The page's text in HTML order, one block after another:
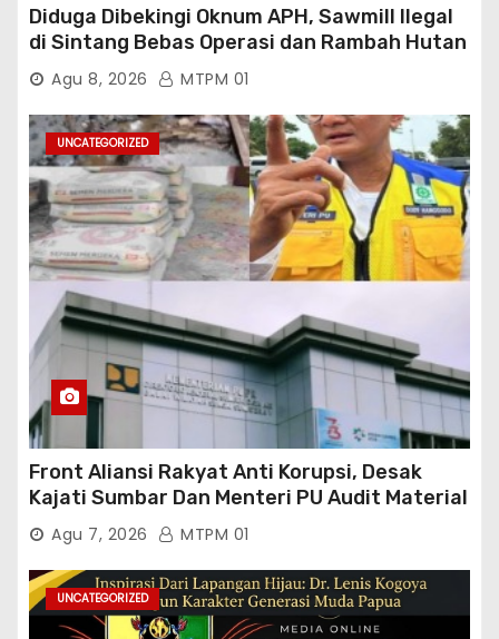
Diduga Dibekingi Oknum APH, Sawmill Ilegal
di Sintang Bebas Operasi dan Rambah Hutan
Lindung
Agu 8, 2026 MTPM 01
UNCATEGORIZED
Front Aliansi Rakyat Anti Korupsi, Desak
Kajati Sumbar Dan Menteri PU Audit Material
PT. Brantas Abipraya Kontrak No :
06.Nopember 2025 s.d 31 Maret 2026
Sumber Dana: APBN Nilai Kontrak : Rp
76.130.630.000.00,- Diduga Ka.Balai BWSS V
Padang Tutup Mata
Agu 7, 2026 MTPM 01
UNCATEGORIZED